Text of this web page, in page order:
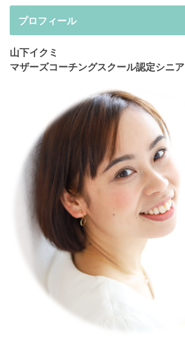
プロフィール
山下イクミ
マザーズコーチングスクール認定シニ